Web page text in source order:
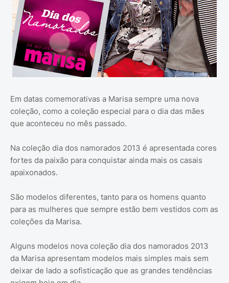
Em datas comemorativas a Marisa sempre uma nova
coleção, como a coleção especial para o dia das mães
que aconteceu no mês passado.
Na coleção dia dos namorados 2013 é apresentada cores
fortes da paixão para conquistar ainda mais os casais
apaixonados.
São modelos diferentes, tanto para os homens quanto
para as mulheres que sempre estão bem vestidos com as
coleções da Marisa.
Alguns modelos nova coleção dia dos namorados 2013
da Marisa apresentam modelos mais simples mais sem
deixar de lado a sofisticação que as grandes tendências